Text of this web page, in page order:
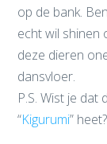
op de bank.
echt wil shinen
deze dieren
dansvloer.
P.S. Wist je
“Kigurumi” heet?